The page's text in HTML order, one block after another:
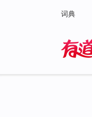
词典